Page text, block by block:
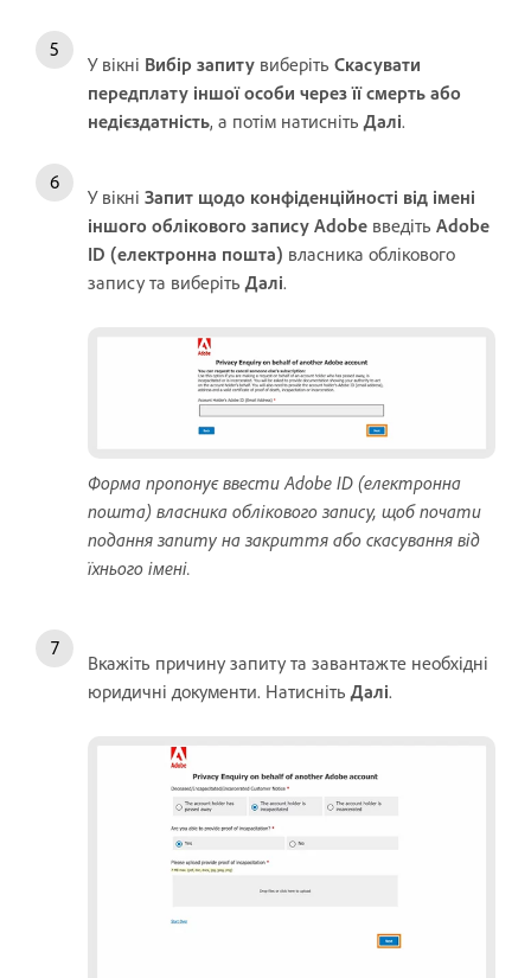
У вікні Вибір запиту виберіть Скасувати
передплату іншої особи через її смерть або
недієздатність, а потім натиснітьДалі.
У вікні Запит щодо конфіденційності від імені
іншого облікового запису Adobe введіть Adobe
ID (електронна пошта) власника облікового
запису та виберітьДалі.
Форма пропонує ввести Adobe ID (електронна
пошта) власника облікового запису, щоб почати
подання запиту на закриття або скасування від
їхнього імені.
Вкажіть причину запиту та завантажте необхідні
юридичні документи. НатиснітьДалі.